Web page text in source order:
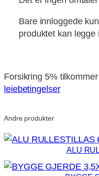
Bare innloggede
produktet kan legge
Forsikring 5%
leiebetingelser
Andre produkter
ALU